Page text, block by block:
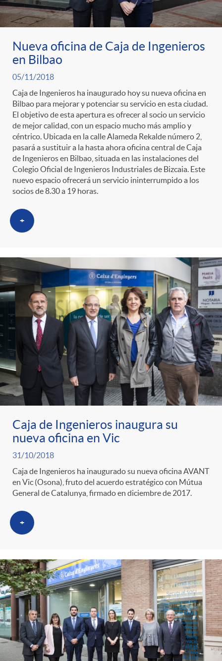
Nueva oficina de Caja de Ingenieros
en Bilbao
05/11/2018
Caja de Ingenieros ha inaugurado hoy su nueva oficina en
Bilbao para mejorar y potenciar su servicio en esta ciudad.
El objetivo de esta apertura es ofrecer al socio un servicio
de mejor calidad, con un espacio mucho más amplio y
céntrico. Ubicada en la calle Alameda Rekalde número 2,
pasará a sustituir a la hasta ahora oficina central de Caja
de Ingenieros en Bilbao, situada en las instalaciones del
Colegio Oficial de Ingenieros Industriales de Bizcaia. Este
nuevo espacio ofrecerá un servicio ininterrumpido a los
socios de 8.30 a 19 horas.
+
Caja de Ingenieros inaugura su
nueva oficina en Vic
31/10/2018
Caja de Ingenieros ha inaugurado su nueva oficina AVANT
en Vic (Osona), fruto del acuerdo estratégico con Mútua
General de Catalunya, firmado en diciembre de 2017.
+